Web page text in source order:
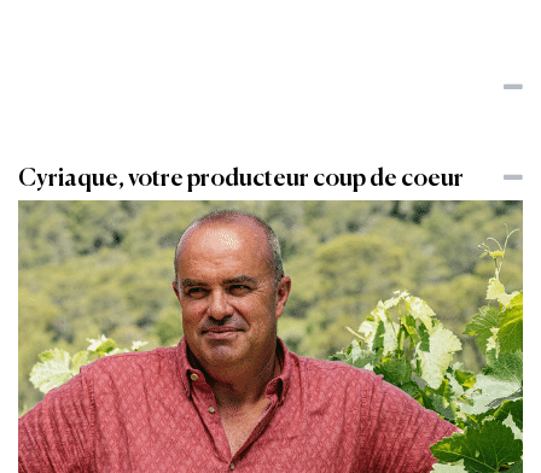
Cyriaque, votre producteur coup de coeur